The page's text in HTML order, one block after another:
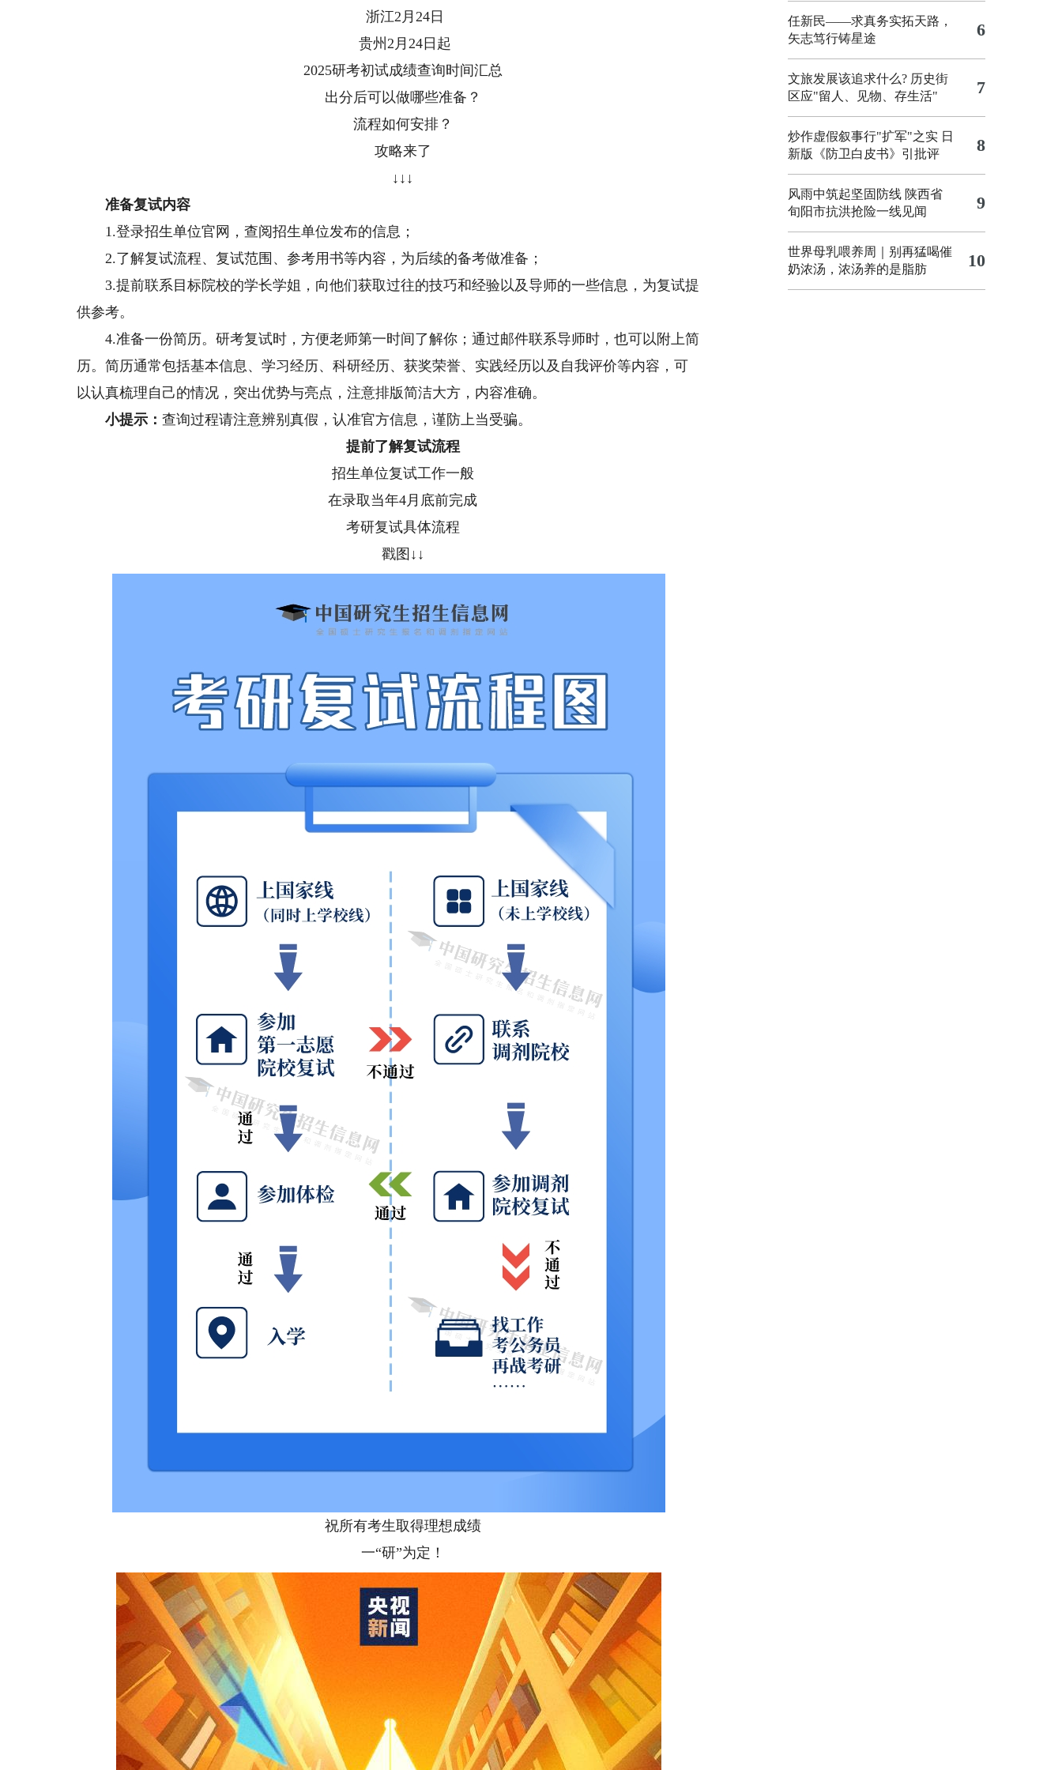
浙江2月24日
贵州2月24日起
2025研考初试成绩查询时间汇总
出分后可以做哪些准备？
流程如何安排？
攻略来了
↓↓↓
准备复试内容
1.登录招生单位官网，查阅招生单位发布的信息；
2.了解复试流程、复试范围、参考用书等内容，为后续的备考做准备；
3.提前联系目标院校的学长学姐，向他们获取过往的技巧和经验以及导师的一些信息，为复试提
供参考。
4.准备一份简历。研考复试时，方便老师第一时间了解你；通过邮件联系导师时，也可以附上简
历。简历通常包括基本信息、学习经历、科研经历、获奖荣誉、实践经历以及自我评价等内容，可
以认真梳理自己的情况，突出优势与亮点，注意排版简洁大方，内容准确。
小提示：查询过程请注意辨别真假，认准官方信息，谨防上当受骗。
提前了解复试流程
招生单位复试工作一般
在录取当年4月底前完成
考研复试具体流程
戳图↓↓
祝所有考生取得理想成绩
一“研”为定！
任新民——求真务实拓天路，
矢志笃行铸星途
6
文旅发展该追求什么? 历史街
区应"留人、见物、存生活"
7
炒作虚假叙事行"扩军"之实 日
新版《防卫白皮书》引批评
8
风雨中筑起坚固防线 陕西省
旬阳市抗洪抢险一线见闻
9
世界母乳喂养周｜别再猛喝催
奶浓汤，浓汤养的是脂肪
10